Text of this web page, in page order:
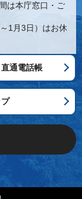
は本庁窓口・ご
1月3日）はお休
通電話帳